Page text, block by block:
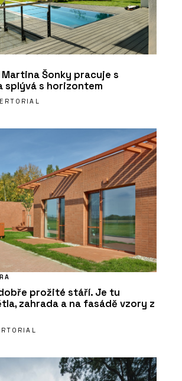
Šonky pracuje s
splývá s horizontem
prožité stáří. Je tu
zahrada a na fasádě vzory z